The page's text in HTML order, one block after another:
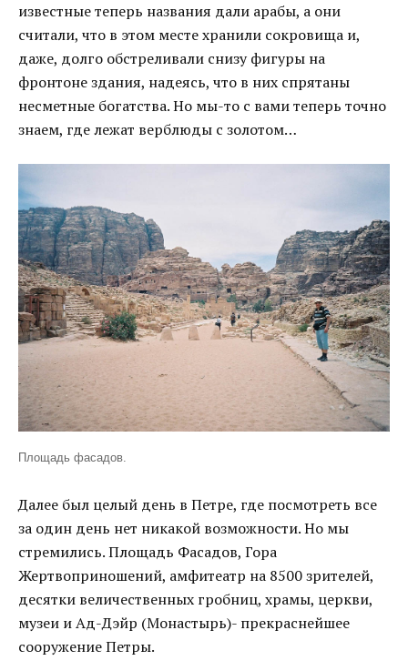
известные теперь названия дали арабы, а они
считали, что в этом месте хранили сокровища и,
даже, долго обстреливали снизу фигуры на
фронтоне здания, надеясь, что в них спрятаны
несметные богатства. Но мы-то с вами теперь точно
знаем, где лежат верблюды с золотом…
Площадь фасадов.
Далее был целый день в Петре, где посмотреть все
за один день нет никакой возможности. Но мы
стремились. Площадь Фасадов, Гора
Жертвоприношений, амфитеатр на 8500 зрителей,
десятки величественных гробниц, храмы, церкви,
музеи и Ад-Дэйр (Монастырь)- прекраснейшее
сооружение Петры.